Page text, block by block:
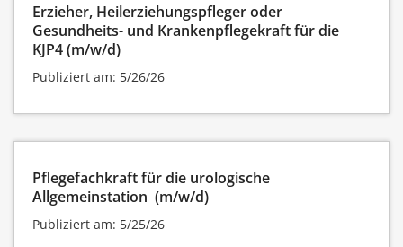
Erzieher, Heilerziehungspfleger oder
Gesundheits- und Krankenpflegekraft für die
KJP4 (m/w/d)
Publiziert am: 5/26/26
Pflegefachkraft für die urologische
Allgemeinstation (m/w/d)
Publiziert am: 5/25/26